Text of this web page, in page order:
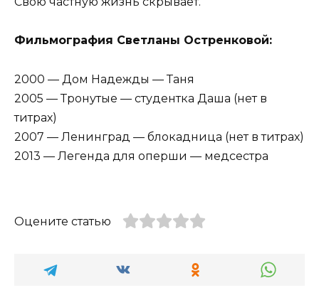
Фильмография Светланы Остренковой:
2000 — Дом Надежды — Таня
2005 — Тронутые — студентка Даша (нет в
титрах)
2007 — Ленинград — блокадница (нет в титрах)
2013 — Легенда для оперши — медсестра
Оцените статью